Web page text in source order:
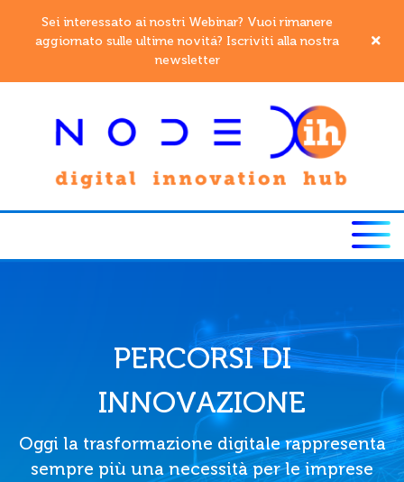
Sei interessato ai nostri Webinar? Vuoi rimanere
aggiornato sulle ultime novitá? Iscriviti alla nostra
newsletter
PERCORSI DI
INNOVAZIONE
Oggi la trasformazione digitale rappresenta
sempre più una necessità per le imprese